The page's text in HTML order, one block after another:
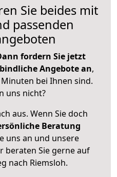
Sie beides mit
passenden
fordern Sie jetzt
Angebote an,
bei Ihnen sind.
uns nicht?
aus. Wenn Sie doch
Beratung
uns an und unsere
beraten Sie gerne auf
nach Riemsloh.